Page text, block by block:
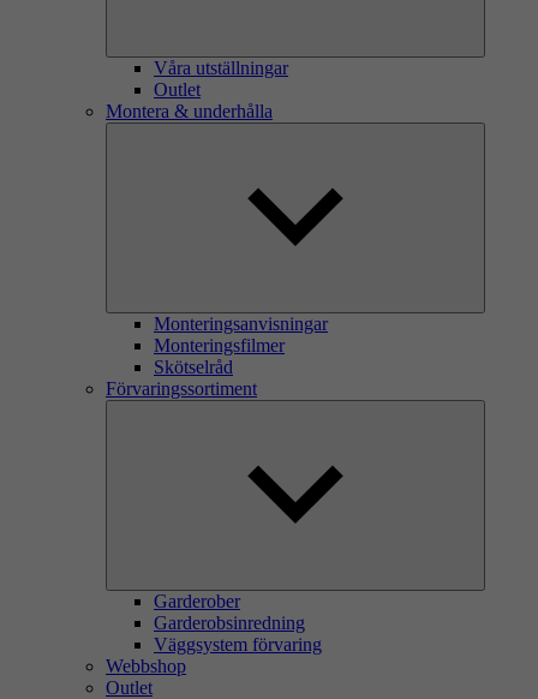
Våra utställningar
Outlet
Montera & underhålla
Monteringsanvisningar
Monteringsfilmer
Skötselråd
Förvaringssortiment
Garderober
Garderobsinredning
Väggsystem förvaring
Webbshop
Outlet